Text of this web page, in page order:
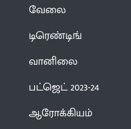
வேலை
டிரெண்டிங்
வானிலை
பட்ஜெட் 2023-24
ஆரோக்கியம்